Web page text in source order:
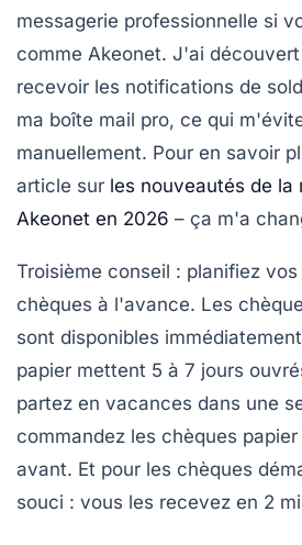
messagerie professionnelle si
comme Akeonet. J'ai
recevoir les notifications de
ma boîte mail pro, ce qui
manuellement. Pour en savoir
article sur les nouveautés de la
Akeonet en 2026 – ça m'a
Troisième conseil : planifiez
chèques à l'avance. Les
sont disponibles
papier mettent 5 à 7 jours
partez en vacances dans une
commandez les chèques
avant. Et pour les chèques
souci : vous les recevez en 2